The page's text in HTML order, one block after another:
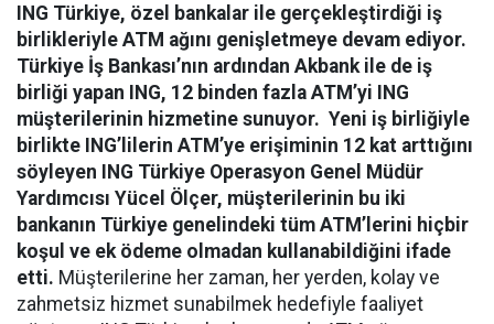
ING Türkiye, özel bankalar ile gerçekleştirdiği iş
birlikleriyle ATM ağını genişletmeye devam ediyor.
Türkiye İş Bankası’nın ardından Akbank ile de iş
birliği yapan ING, 12 binden fazla ATM’yi ING
müşterilerinin hizmetine sunuyor. Yeni iş birliğiyle
birlikte ING’lilerin ATM’ye erişiminin 12 kat arttığını
söyleyen ING Türkiye Operasyon Genel Müdür
Yardımcısı Yücel Ölçer, müşterilerinin bu iki
bankanın Türkiye genelindeki tüm ATM’lerini hiçbir
koşul ve ek ödeme olmadan kullanabildiğini ifade
etti. Müşterilerine her zaman, her yerden, kolay ve
zahmetsiz hizmet sunabilmek hedefiyle faaliyet